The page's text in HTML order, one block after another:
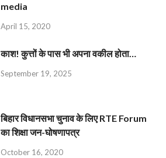
media
April 15, 2020
काश! कुत्तों के पास भी अपना वकील होता…
September 19, 2025
बिहार विधानसभा चुनाव के लिए RTE Forum
का शिक्षा जन-घोषणापत्र
October 16, 2020